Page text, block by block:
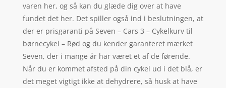
varen her, og så kan du glæde dig over at have
fundet det her. Det spiller også ind i beslutningen, at
der er prisgaranti på Seven – Cars 3 – Cykelkurv til
børnecykel – Rød og du kender garanteret mærket
Seven, der i mange år har været et af de førende.
Når du er kommet afsted på din cykel ud i det blå, er
det meget vigtigt ikke at dehydrere, så husk at have